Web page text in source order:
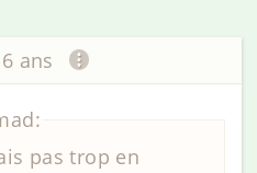
ans
pas trop en